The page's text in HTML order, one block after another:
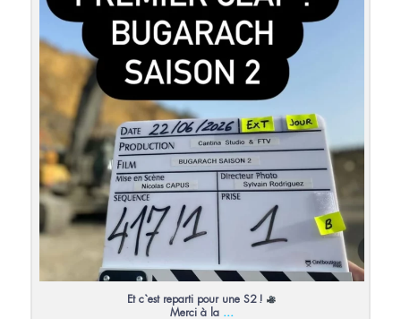
27 0
Et c`est reparti pour une S2 !
Merci à la ...